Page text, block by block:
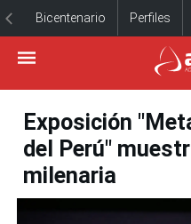
Bicentenario Perfiles
Exposición
del Perú"
milenaria